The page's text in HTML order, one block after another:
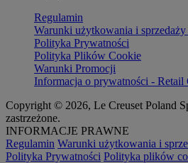
Regulamin
Warunki użytkowania i
Polityka Prywatności
Polityka Plików Cookie
Warunki Promocji
Informacja o prywatności -
Copyright © 2026, Le Creuset Poland
zastrzeżone.
INFORMACJE PRAWNE
Regulamin Warunki użytkowania i
Polityka Prywatności Polityka plików